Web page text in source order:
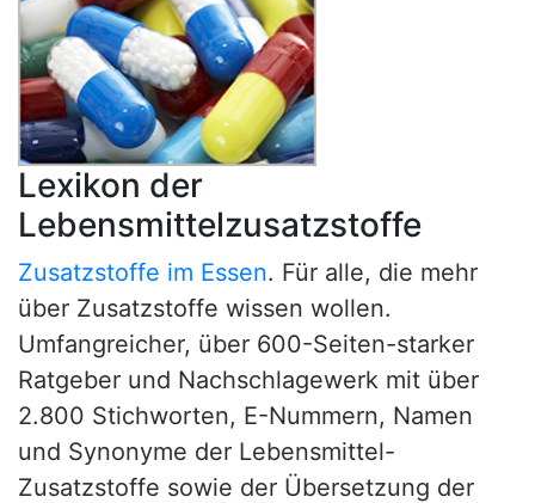
Lexikon der
Lebensmittelzusatzstoffe
Zusatzstoffe im Essen. Für alle, die mehr
über Zusatzstoffe wissen wollen.
Umfangreicher, über 600-Seiten-starker
Ratgeber und Nachschlagewerk mit über
2.800 Stichworten, E-Nummern, Namen
und Synonyme der Lebensmittel-
Zusatzstoffe sowie der Übersetzung der